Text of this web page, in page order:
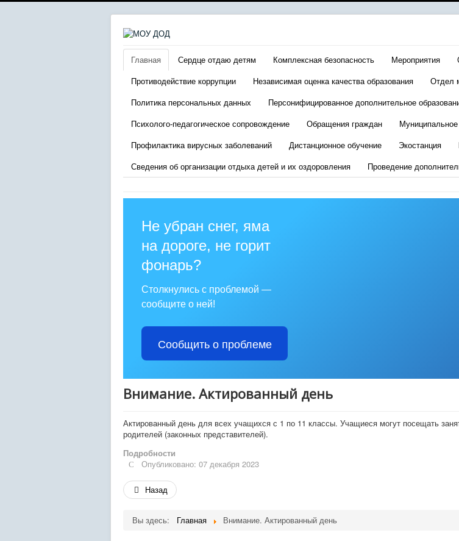
Главная Сердце отдаю детям Комплексная безопасность Мероприятия
Противодействие коррупции
Независимая оценка качества образования Отдел
Политика персональных данных
Персонифицированное дополнительное
Психолого-педагогическое сопровождение
Обращения граждан
Профилактика вирусных заболеваний
Дистанционное обучение Экостанция
Сведения об организации отдыха детей и их оздоровления
Проведение
Не убран снег, яма
на дороге, не горит
фонарь?
Столкнулись с проблемой —
сообщите о ней!
Сообщить о проблеме
Внимание. Актированный день
Актированный день для всех учащихся с 1 по 11 классы. Учащиеся могут посещать
родителей (законных представителей).
Подробности
Опубликовано: 07 декабря 2023
Назад
Вы здесь: Главная Внимание. Актированный день